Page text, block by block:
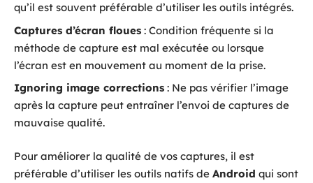
qu’il est souvent préférable d’utiliser les outils intégrés.
Captures d’écran floues : Condition fréquente si la
méthode de capture est mal exécutée ou lorsque
l’écran est en mouvement au moment de la prise.
Ignoring image corrections : Ne pas vérifier l’image
après la capture peut entraîner l’envoi de captures de
mauvaise qualité.
Pour améliorer la qualité de vos captures, il est
préférable d’utiliser les outils natifs de Android qui sont